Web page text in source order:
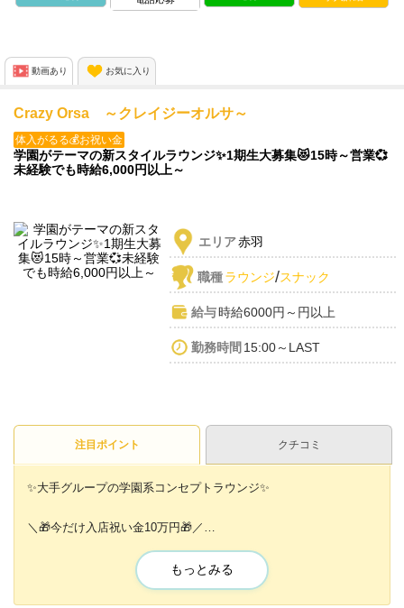
動画あり お気に入り
Crazy Orsa ～クレイジーオルサ～
体入がるる💰お祝い金
学園がテーマの新スタイルラウンジ✨1期生大募集😻15時～営業💞
未経験でも時給6,000円以上～
エリア赤羽
職種ラウンジ/スナック
給与時給6000円～円以上
勤務時間 15:00～LAST
注目ポイント クチコミ
✨大手グループの学園系コンセプトラウンジ✨
＼🎁今だけ入店祝い金10万円🎁／
もっとみる